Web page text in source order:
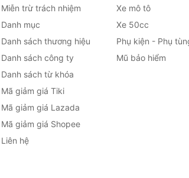
Miễn trừ trách nhiệm
Danh mục
Danh sách thương hiệu
Danh sách công ty
Danh sách từ khóa
Mã giảm giá Tiki
Mã giảm giá Lazada
Mã giảm giá Shopee
Liên hệ
Xe mô tô
Xe 50cc
Phụ kiện - Phụ
Mũ bảo hiểm